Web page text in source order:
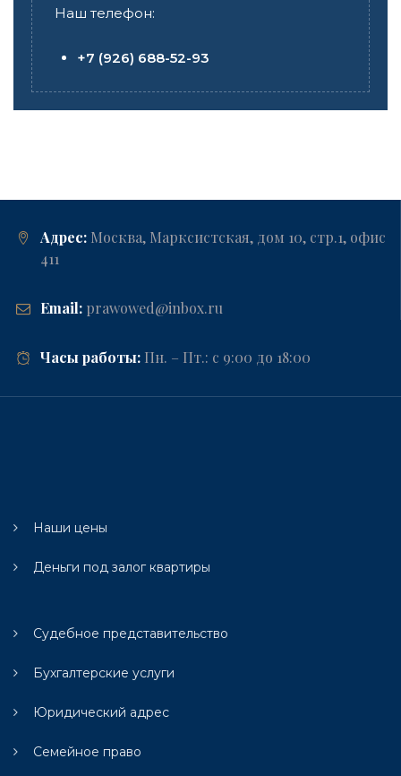
Наш телефон:
+7 (926) 688-52-93
Адрес: Москва, Марксистская, дом 10, стр.1, офис
411
Email: prawowed@inbox.ru
Часы работы: Пн. – Пт.: с 9:00 до 18:00
Наши цены
Деньги под залог квартиры
Судебное представительство
Бухгалтерские услуги
Юридический адрес
Семейное право